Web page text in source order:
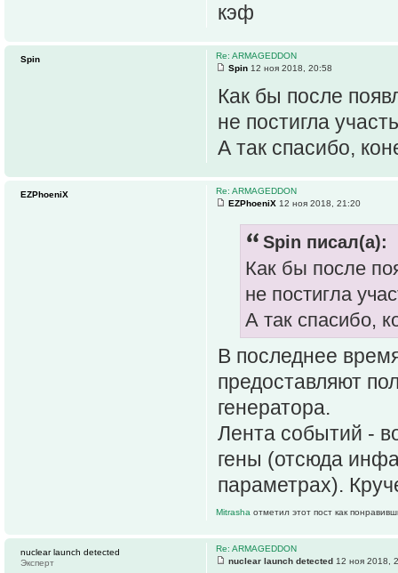
кэф
Re: ARMAGEDDON
Spin 12 ноя 2018, 20:58
Как бы после
не постигла
А так спасибо,
Spin
Re: ARMAGEDDON
EZPhoeniX 12 ноя 2018, 21:20
Spin писал(а):
Как бы после
не постигла
А так спасибо,
В последнее
предоставляют
генератора.
Лента событий -
гены (отсюда
параметрах).
Mitrasha отметил этот пост как
EZPhoeniX
Re: ARMAGEDDON
nuclear launch detected 12 ноя 2018,
nuclear launch detected
Эксперт